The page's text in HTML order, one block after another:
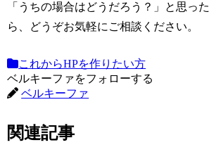
「うちの場合はどうだろう？」と思った
ら、どうぞお気軽にご相談ください。
これからHPを作りたい方
ベルキーファをフォローする
ベルキーファ
関連記事